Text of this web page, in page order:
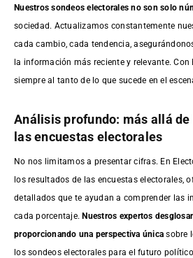
Nuestros sondeos electorales no son solo
sociedad. Actualizamos constantemente
cada cambio, cada tendencia,
la información más reciente y relevante. Con
siempre al tanto de lo que sucede en el
Análisis profundo: más allá
las encuestas electorales
No nos limitamos a presentar cifras. En
los resultados de las encuestas electorales,
detallados que te ayudan a comprender las
cada porcentaje.Nuestros expertos
proporcionando una perspectiva única sobre
los sondeos electorales para el futuro